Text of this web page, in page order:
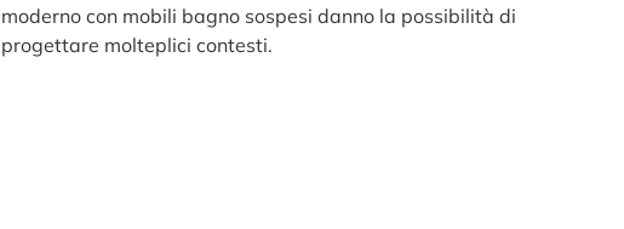
moderno con mobili bagno sospesi danno la possibilità di
progettare molteplici contesti.